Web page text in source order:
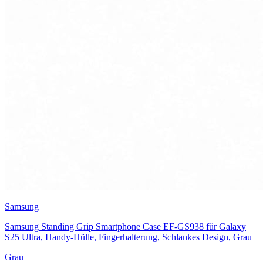
Samsung
Samsung Standing Grip Smartphone Case EF-GS938 für Galaxy
S25 Ultra, Handy-Hülle, Fingerhalterung, Schlankes Design, Grau
Grau